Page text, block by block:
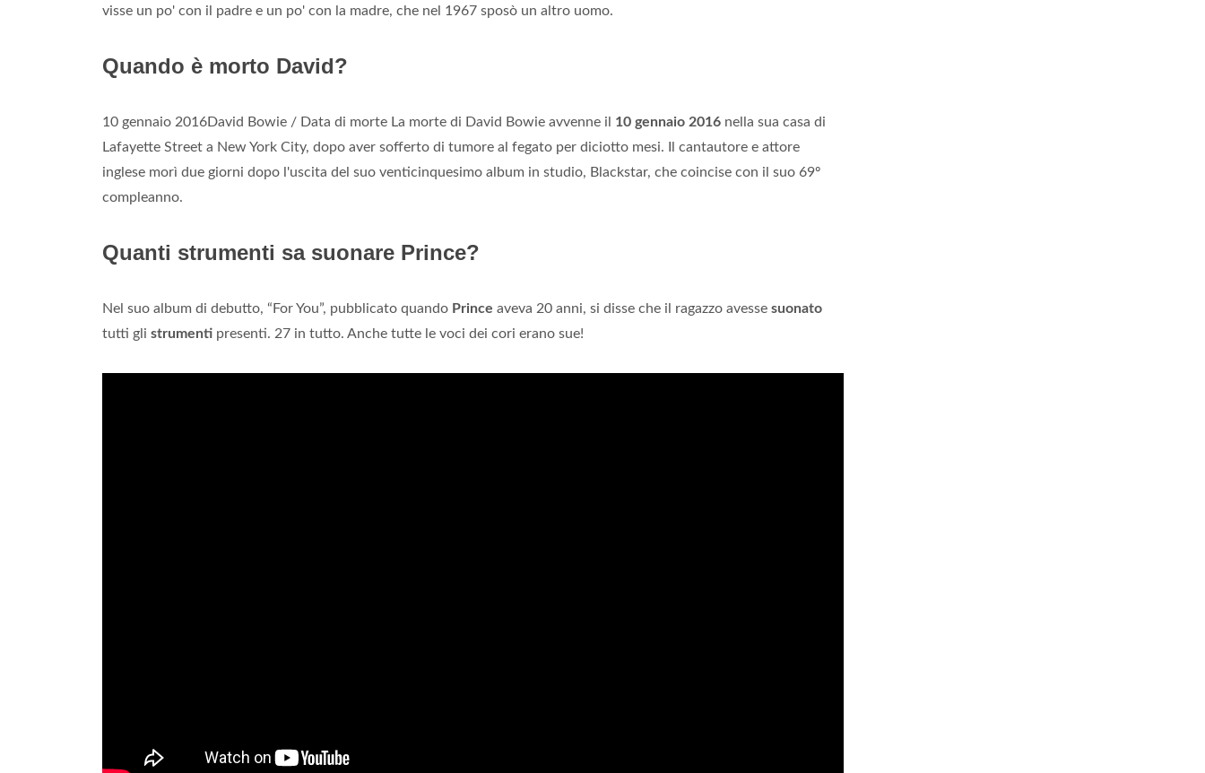
visse un po' con il padre e un po' con la madre, che nel 1967 sposò un altro uomo.
Quando è morto David?
10 gennaio 2016David Bowie / Data di morte La morte di David Bowie avvenne il 10 gennaio 2016 nella sua casa di
Lafayette Street a New York City, dopo aver sofferto di tumore al fegato per diciotto mesi. Il cantautore e attore
inglese morì due giorni dopo l'uscita del suo venticinquesimo album in studio, Blackstar, che coincise con il suo 69º
compleanno.
Quanti strumenti sa suonare Prince?
Nel suo album di debutto, “For You”, pubblicato quando Prince aveva 20 anni, si disse che il ragazzo avesse suonato
tutti gli strumenti presenti. 27 in tutto. Anche tutte le voci dei cori erano sue!